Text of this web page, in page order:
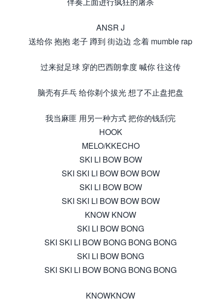
ANSR J
送给你 抱抱 老子 蹲到 街边边 念着 mumble rap
过来挝足球 穿的巴西朗拿度 喊你 往这传
脑壳有乒乓 给你剃个拔光 想了不止盘把盘
我当麻匪 用另一种方式 把你的钱刮完
HOOK
MELO/KKECHO
SKI LI BOW BOW
SKI SKI LI BOW BOW BOW
SKI LI BOW BOW
SKI SKI LI BOW BOW BOW
KNOW KNOW
SKI LI BOW BONG
SKI SKI LI BOW BONG BONG BONG
SKI LI BOW BONG
SKI SKI LI BOW BONG BONG BONG
KNOWKNOW